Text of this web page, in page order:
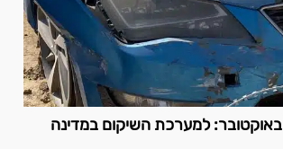
1000 ימים ל-7 באוקטובר: למערכת השיקום במדינה